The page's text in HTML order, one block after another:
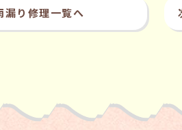
漏り修理一覧へ